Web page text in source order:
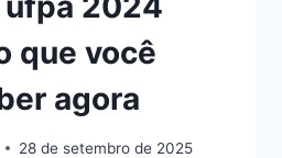
que você
agora
28 de setembro de 2025